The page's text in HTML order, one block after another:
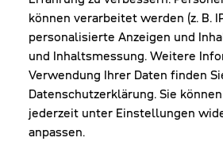
können verarbeitet werden (z. B.
personalisierte Anzeigen und
und Inhaltsmessung. Weitere
Verwendung Ihrer Daten finden
Datenschutzerklärung. Sie
jederzeit unter Einstellungen
anpassen.
Wirksamkeit der Facebook-
statistische und
werden und zukünftige
werden.
Die erhobenen Daten sind für uns
Website anonym, wir können keine
die Identität der Nutzer ziehen. Die
von Facebook gespeichert und